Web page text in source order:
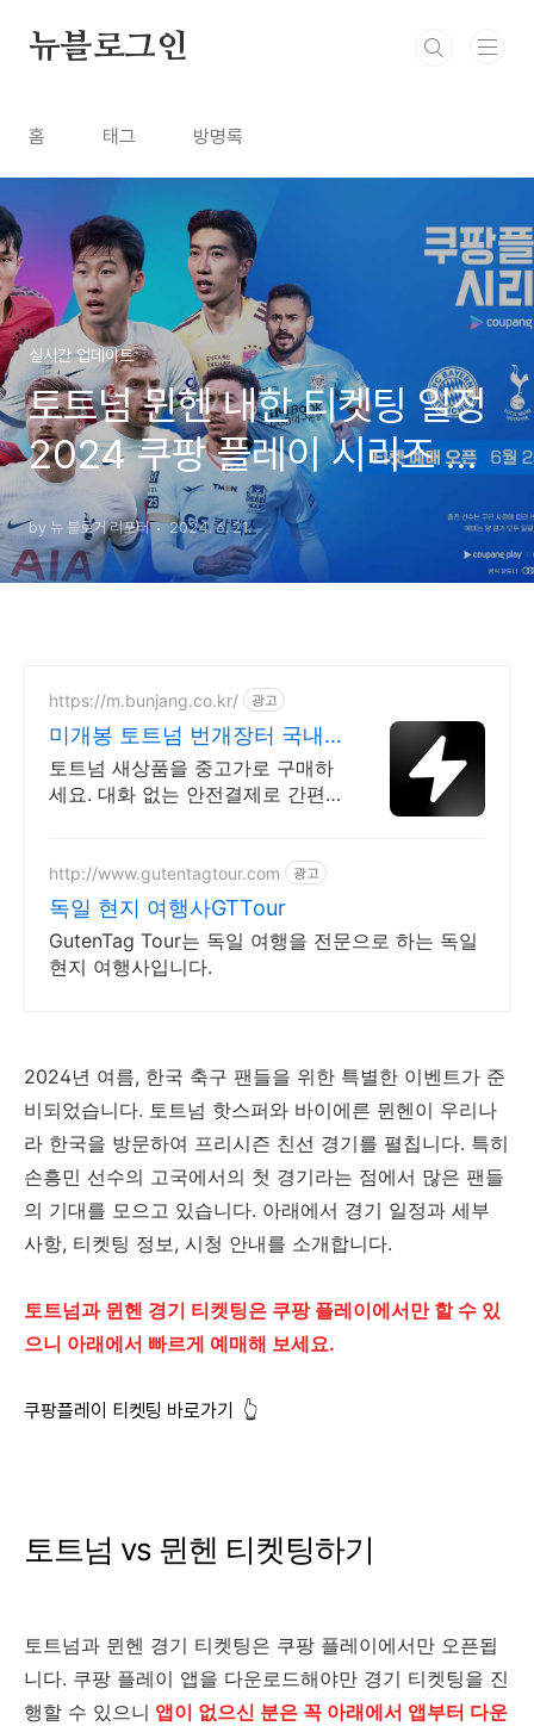
뉴블로그인
홈 태그 방명록
실시간 업데이트
토트넘 뮌헨 내한 티켓팅 일정
2024 쿠팡 플레이 시리즈 티
켓 예매
by 뉴 블로거 리포터 2024. 6. 21.
https://m.bunjang.co.kr/ 광고
미개봉 토트넘 번개장터 국내
최대 브랜드 중고거래
토트넘 새상품을 중고가로 구매하
세요. 대화 없는 안전결제로 간편
의 신규 상품 업로드
http://www.gutentagtour.com 광고
독일 현지 여행사GTTour
GutenTag Tour는 독일 여행을 전문으로 하는 독일
현지 여행사입니다.
2024년 여름, 한국 축구 팬들을 위한 특별한 이벤트가 준
비되었습니다. 토트넘 핫스퍼와 바이에른 뮌헨이 우리나
라 한국을 방문하여 프리시즌 친선 경기를 펼칩니다. 특히
손흥민 선수의 고국에서의 첫 경기라는 점에서 많은 팬들
의 기대를 모으고 있습니다. 아래에서 경기 일정과 세부
사항, 티켓팅 정보, 시청 안내를 소개합니다.
토트넘과 뮌헨 경기 티켓팅은 쿠팡 플레이에서만 할 수 있
으니 아래에서 빠르게 예매해 보세요.
쿠팡플레이 티켓팅 바로가기 👆
토트넘 vs 뮌헨 티켓팅하기
토트넘과 뮌헨 경기 티켓팅은 쿠팡 플레이에서만 오픈됩
니다. 쿠팡 플레이 앱을 다운로드해야만 경기 티켓팅을 진
행할 수 있으니 앱이 없으신 분은 꼭 아래에서 앱부터 다운